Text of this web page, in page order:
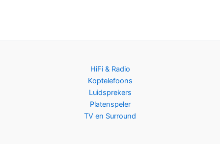
HiFi & Radio
Koptelefoons
Luidsprekers
Platenspeler
TV en Surround